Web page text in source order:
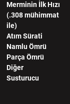
Merminin İlk Hızı
(.308 mühimmat
ile)
Atım Sürati
Namlu Ömrü
Parça Ömrü
Diğer
Susturucu